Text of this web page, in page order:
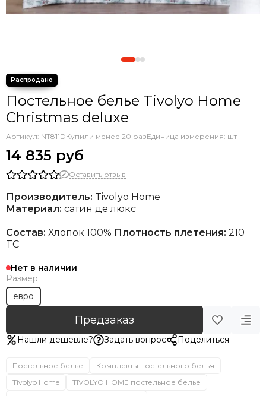
Постельное белье Tivolyo Home
Christmas deluxe
Артикул: NT811DКупили менее 20 разЕдиница измерения: шт
14 835 руб
Оставить отзыв
Производитель: Tivolyo Home
Материал: сатин де люкс
Состав: Хлопок 100% Плотность плетения: 210
TC
Нет в наличии
Размер
евро
Предзаказ
Нашли дешевле? Задать вопрос Поделиться
Постельное белье
Комплекты постельного белья
Tivolyo Home
TIVOLYO HOME постельное белье